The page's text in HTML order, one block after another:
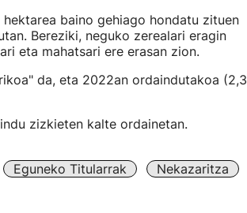
hektarea baino gehiago hondatu zituen
Bereziki, neguko zerealari eragin
eta mahatsari ere erasan zion.
da, eta 2022an ordaindutakoa (2,3
zizkieten kalte ordainetan.
Eguneko Titularrak
Nekazaritza